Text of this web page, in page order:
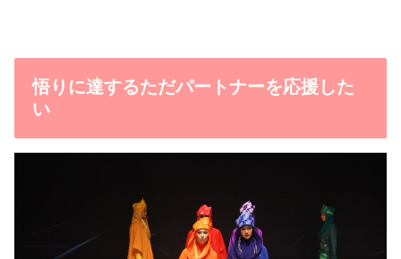
悟りに達するただパートナーを応援した
い